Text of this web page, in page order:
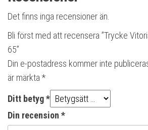
Det finns inga recensioner än.
Bli först med att recensera ”Trycke
65”
Din e-postadress kommer inte
är märkta *
Ditt betyg*
Din recension *